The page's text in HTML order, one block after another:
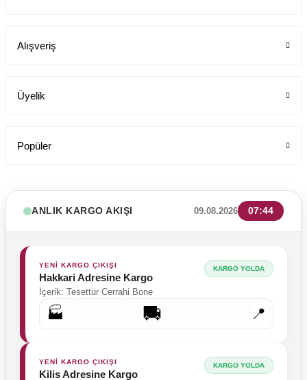
Kadın Pantolon Alpaka Kemerli Boru Paça Yandan Cepli
Alışveriş
Üyelik
Popüler
ANLIK KARGO AKIŞI 09.08.2026 07:44
YENİ KARGO ÇIKIŞI
Hakkari Adresine Kargo
İçerik: Tesettür Cerrahi Bone
KARGO YOLDA
🏭 🚚 📍
YENİ KARGO ÇIKIŞI
Kilis Adresine Kargo
KARGO YOLDA